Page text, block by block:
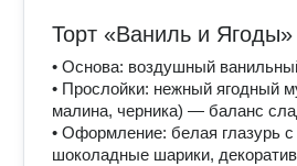
Торт «Ваниль и Ягоды»
• Основа: воздушный
• Прослойки: нежный ягодный
малина, черника) — баланс
• Оформление: белая глазурь
шоколадные шарики,